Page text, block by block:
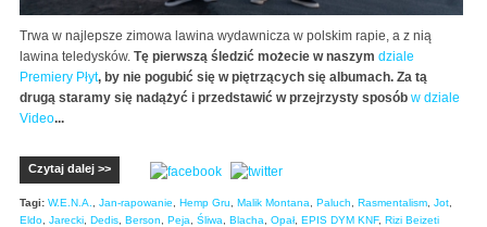
Trwa w najlepsze zimowa lawina wydawnicza w polskim rapie, a z nią
lawina teledysków. Tę pierwszą śledzić możecie w naszym dziale
Premiery Płyt, by nie pogubić się w piętrzących się albumach. Za tą
drugą staramy się nadążyć i przedstawić w przejrzysty sposób w dziale
Video...
Czytaj dalej >>
Tagi: W.E.N.A. Jan-rapowanie Hemp Gru Malik Montana Paluch Rasmentalism Jot
Eldo Jarecki Dedis Berson Peja Śliwa Blacha Opał, EPIS DYM KNF, Rizi Beizeti